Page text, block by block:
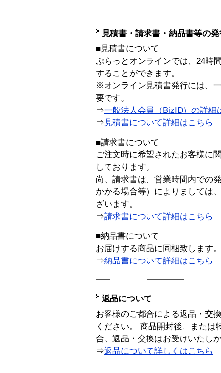
見積書・請求書・納品書等の
■見積書について
ぷらっとオンラインでは、24時
することができます。
※オンライン見積書発行には、
要です。
⇒一般法人会員（BizID）の詳細
⇒ 見積書について詳細はこちら
■請求書について
ご注文時に希望されたお客様に
しております。
尚、請求書は、営業時間内での
かかる場合等）によりましては
ざいます。
⇒請求書について詳細はこちら
■納品書について
お届けする商品に同梱致します。
⇒納品書について詳細はこちら
返品について
お客様のご都合による返品・交
ください。 商品開封後、または
合、返品・交換はお受けいたし
⇒返品について詳しくはこちら